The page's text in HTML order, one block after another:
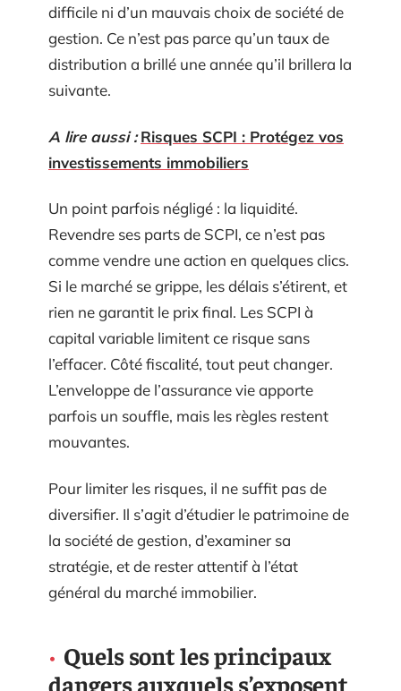
difficile ni d’un mauvais choix de société de
gestion. Ce n’est pas parce qu’un taux de
distribution a brillé une année qu’il brillera la
suivante.
A lire aussi : Risques SCPI : Protégez vos
investissements immobiliers
Un point parfois négligé : la liquidité.
Revendre ses parts de SCPI, ce n’est pas
comme vendre une action en quelques clics.
Si le marché se grippe, les délais s’étirent, et
rien ne garantit le prix final. Les SCPI à
capital variable limitent ce risque sans
l’effacer. Côté fiscalité, tout peut changer.
L’enveloppe de l’assurance vie apporte
parfois un souffle, mais les règles restent
mouvantes.
Pour limiter les risques, il ne suffit pas de
diversifier. Il s’agit d’étudier le patrimoine de
la société de gestion, d’examiner sa
stratégie, et de rester attentif à l’état
général du marché immobilier.
Quels sont les principaux
dangers auxquels s’exposent